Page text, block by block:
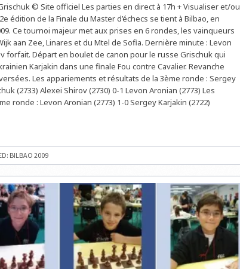
D’ÉCHECS
BILBAO
LA
RONDE
À
15H
© Site officiel Les parties en direct à 17h + Visualiser et/ou
édition de la Finale du Master d’échecs se tient à Bilbao, en
Ce tournoi majeur met aux prises en 6 rondes, les vainqueurs
aan Zee, Linares et du Mtel de Sofia. Dernière minute : Levon
forfait. Départ en boulet de canon pour le russe Grischuk qui
Karjakin dans une finale Fou contre Cavalier. Revanche
Les appariements et résultats de la 3ème ronde : Sergey
(2733) Alexei Shirov (2730) 0-1 Levon Aronian (2773) Les
ronde : Levon Aronian (2773) 1-0 Sergey Karjakin (2722)
BILBAO 2009